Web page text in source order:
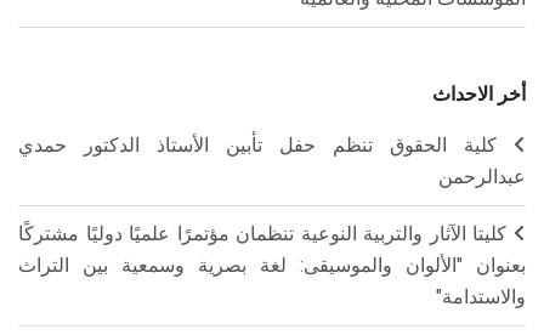
أخر الاحداث
كلية الحقوق تنظم حفل تأبين الأستاذ الدكتور حمدي
عبدالرحمن
كليتا الآثار والتربية النوعية تنظمان مؤتمرًا علميًا دوليًا مشتركًا
بعنوان "الألوان والموسيقى: لغة بصرية وسمعية بين التراث
والاستدامة"